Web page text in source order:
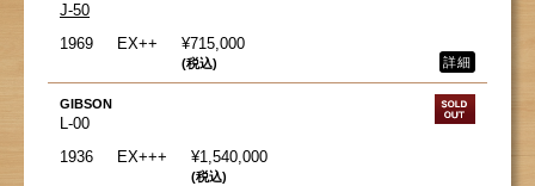
J-50
1969
EX++ ¥715,000
(税込) 詳細
GIBSON
L-00
1936
EX+++ ¥1,540,000
(税込)